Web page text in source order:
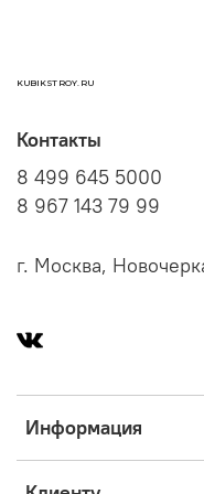
KUBIKSTROY.RU
Информация
Контакты
8 499 645 5000
8 967 143 79 99
г. Москва,